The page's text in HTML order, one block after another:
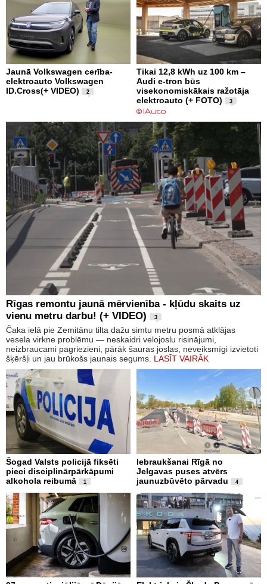
Jaunā Volkswagen cerība-
elektroauto Volkswagen
ID.Cross(+ VIDEO)
2
Tikai 12,8 kWh uz 100 km –
Audi e-tron būs
visekonomiskākais ražotāja
elektroauto (+ FOTO)
3
Rīgas remontu jaunā mērvienība - kļūdu skaits uz
vienu metru darbu! (+ VIDEO)
3
Čaka ielā pie Zemitānu tilta dažu simtu metru posmā atklājas
vesela virkne problēmu — neskaidri velojoslu risinājumi,
neizbraucami pagriezieni, pārāk šauras joslas, neveiksmīgi izvietoti
šķēršļi un jau brūkošs jaunais segums. LASĪT VAIRĀK
Šogad Valsts policijā fiksēti
pieci disciplinārpārkāpumi
alkohola reibumā
1
Iebraukšanai Rīgā no
Jelgavas puses atvērs
jaunuzbūvēto pārvadu
4